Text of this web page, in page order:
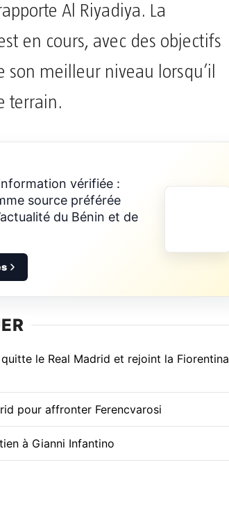
Al Riyadiya. La
en cours, avec des objectifs
son meilleur niveau lorsqu’il
terrain.
vérifiée :
source préférée
du Bénin et de
le Real Madrid et rejoint la Fiorentina
pour affronter Ferencvarosi
à Gianni Infantino